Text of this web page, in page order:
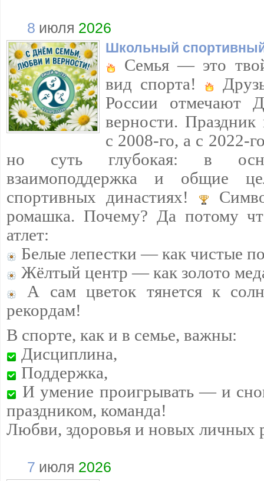
8 июля 2026
Школьный
Семья — это
вид спорта!
России отмечают
верности.
с 2008-го, а с 2022-
но суть глубокая: в
взаимоподдержка и общие
спортивных династиях!
ромашка. Почему? Да потому
атлет:
Белые лепестки — как чистые
Жёлтый центр — как золото
А сам цветок тянется к
рекордам!
В спорте, как и в семье, важны:
Дисциплина,
Поддержка,
И умение проигрывать — и
праздником, команда!
Любви, здоровья и новых личных
7 июля 2026